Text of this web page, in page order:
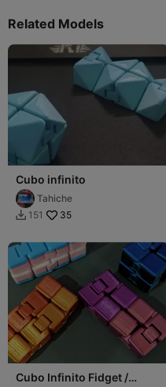
Related Models
Cubo infinito
Tahiche
 151 35
Cubo Infinito Fidget /